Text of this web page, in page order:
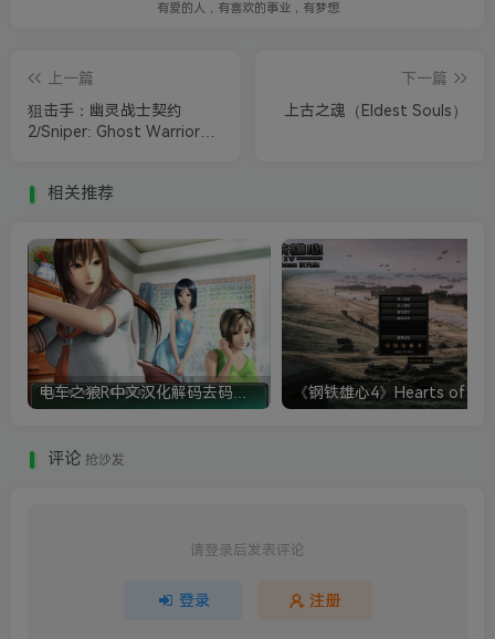
有爱的人，有喜欢的事业，有梦想
上一篇
狙击手：幽灵战士契约
2/Sniper: Ghost Warrior
下一篇
上古之魂（Eldest Souls）
相关推荐
电车之狼R中文汉化解码去码硬盘完整破解版+MOD特典+全CG存档+攻略|修复卡顿
评论 抢沙发
请登录后发表评论
登录 注册